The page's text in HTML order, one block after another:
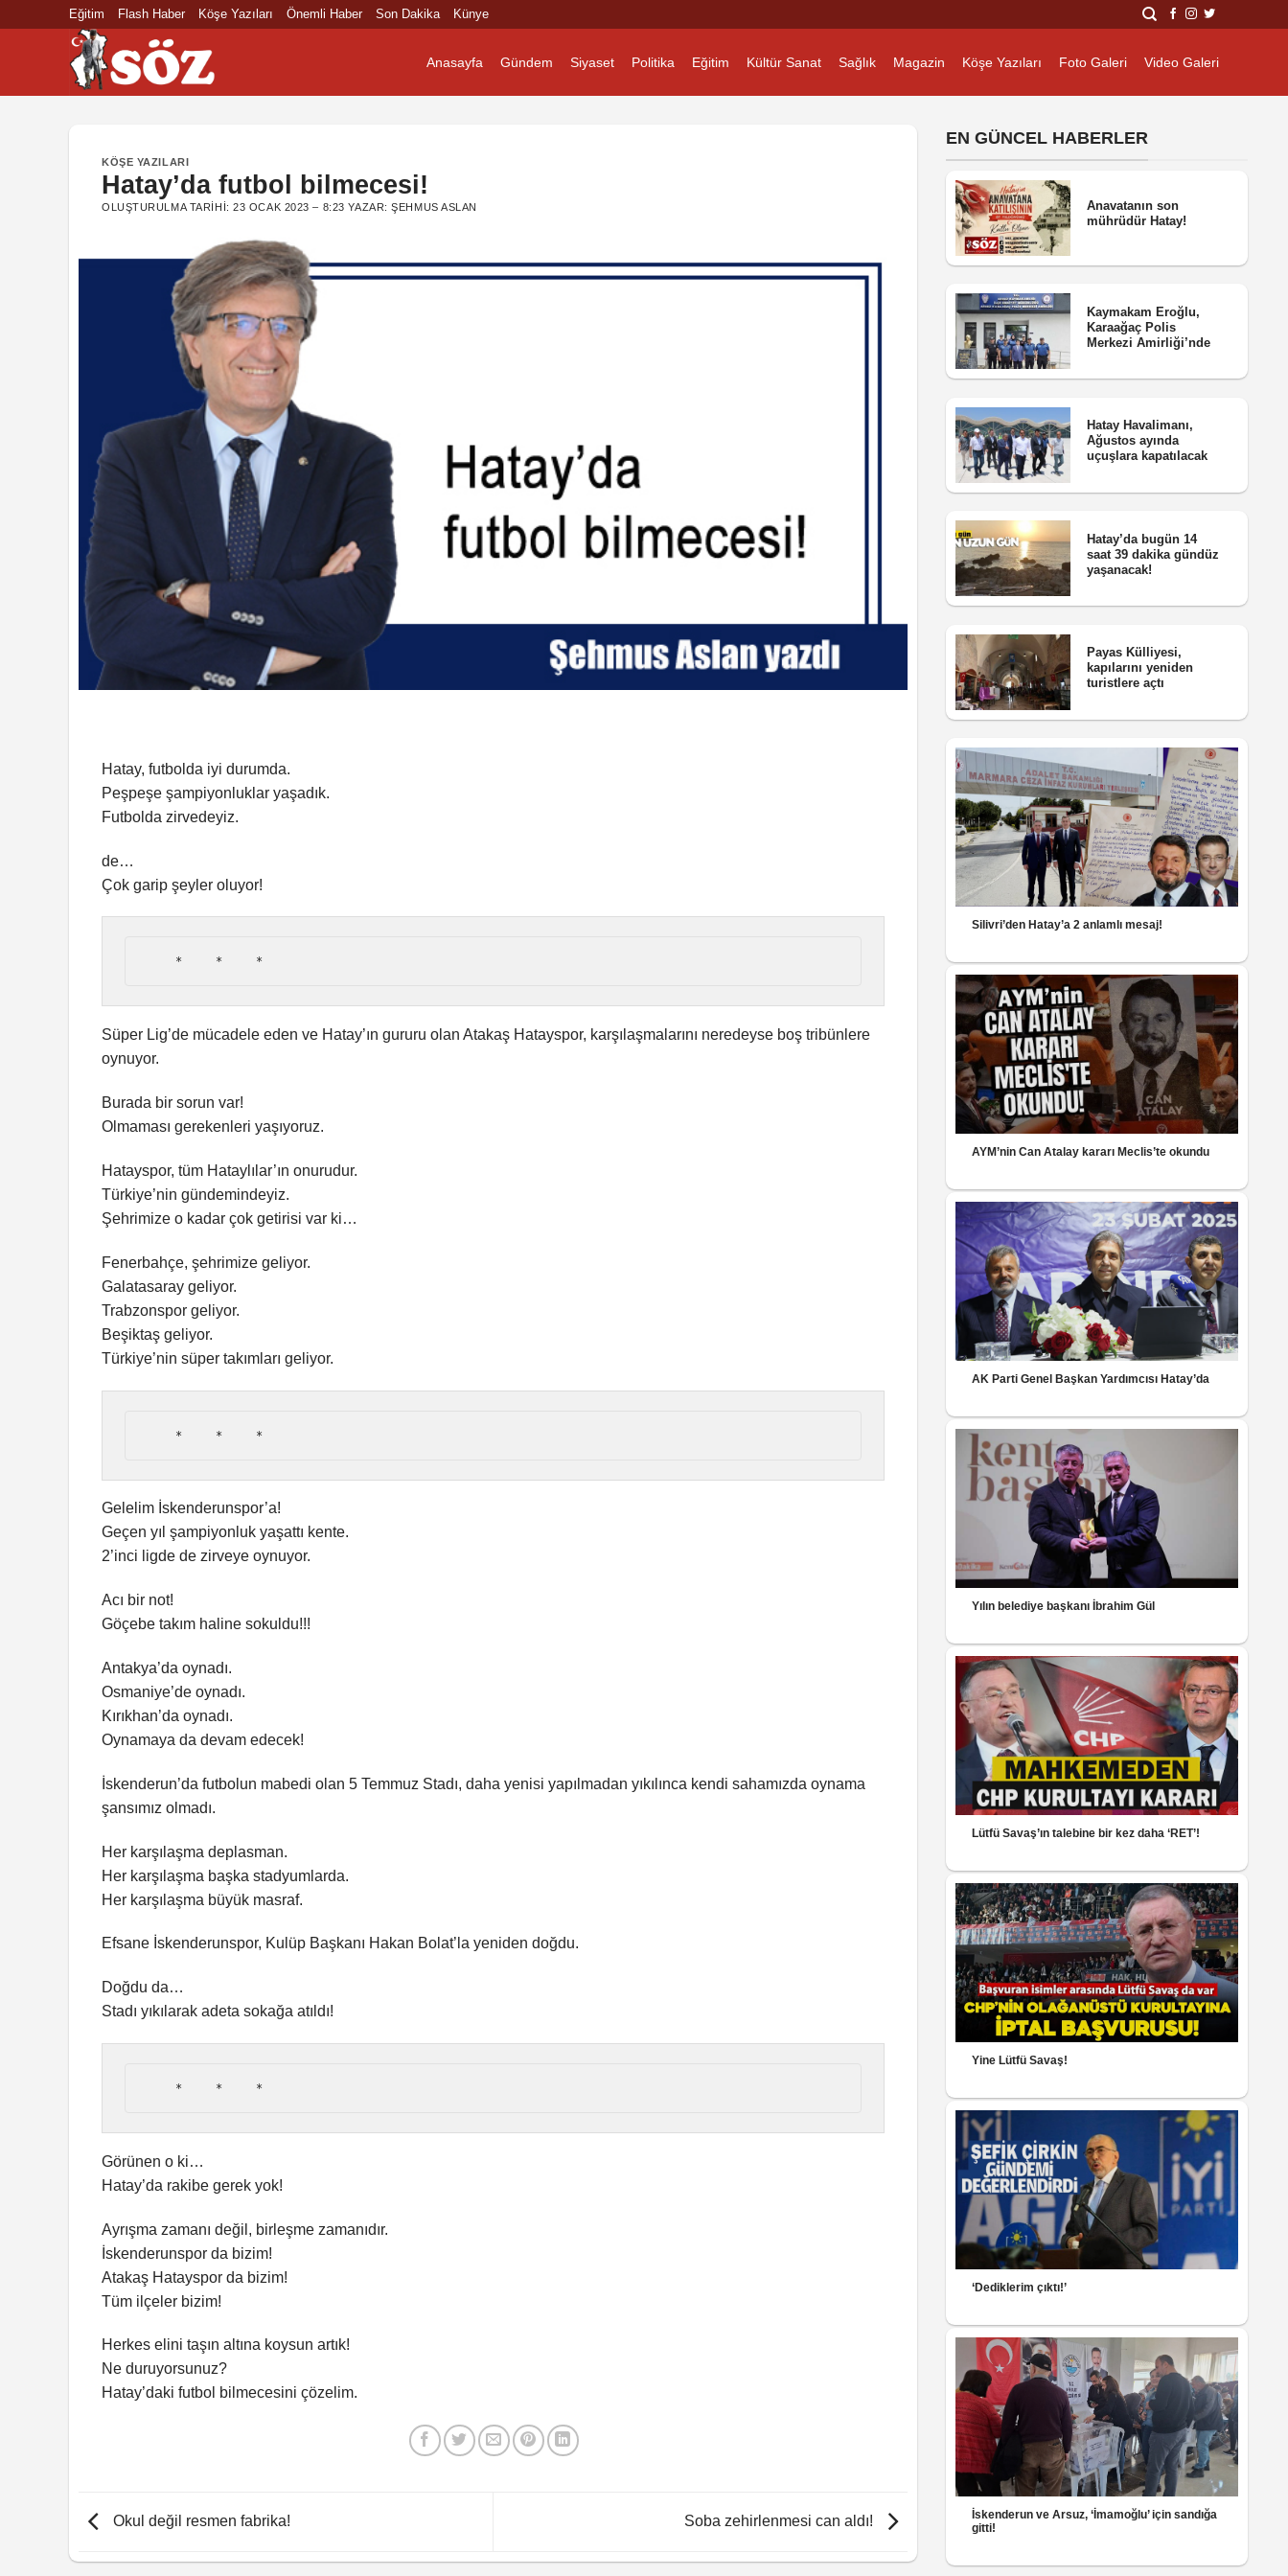
Eğitim Flash Haber Köşe Yazıları Önemli Haber Son Dakika Künye
Anasayfa Gündem Siyaset Politika Eğitim Kültür Sanat Sağlık Magazin Köşe Yazıları Foto Galeri Video Galeri
KÖŞE YAZILARI
Hatay’da futbol bilmecesi!
OLUŞTURULMA TARIHI:23 OCAK 2023 – 8:23 YAZAR:ŞEHMUS ASLAN
Hatay, futbolda iyi durumda.
Peşpeşe şampiyonluklar yaşadık.
Futbolda zirvedeyiz.
de…
Çok garip şeyler oluyor!
    *     *     *
Süper Lig’de mücadele eden ve Hatay’ın gururu olan Atakaş Hatayspor, karşılaşmalarını neredeyse boş tribünlere
oynuyor.
Burada bir sorun var!
Olmaması gerekenleri yaşıyoruz.
Hatayspor, tüm Hataylılar’ın onurudur.
Türkiye’nin gündemindeyiz.
Şehrimize o kadar çok getirisi var ki…
Fenerbahçe, şehrimize geliyor.
Galatasaray geliyor.
Trabzonspor geliyor.
Beşiktaş geliyor.
Türkiye’nin süper takımları geliyor.
    *     *     *
Gelelim İskenderunspor’a!
Geçen yıl şampiyonluk yaşattı kente.
2’inci ligde de zirveye oynuyor.
Acı bir not!
Göçebe takım haline sokuldu!!!
Antakya’da oynadı.
Osmaniye’de oynadı.
Kırıkhan’da oynadı.
Oynamaya da devam edecek!
İskenderun’da futbolun mabedi olan 5 Temmuz Stadı, daha yenisi yapılmadan yıkılınca kendi sahamızda oynama
şansımız olmadı.
Her karşılaşma deplasman.
Her karşılaşma başka stadyumlarda.
Her karşılaşma büyük masraf.
Efsane İskenderunspor, Kulüp Başkanı Hakan Bolat’la yeniden doğdu.
Doğdu da…
Stadı yıkılarak adeta sokağa atıldı!
    *     *     *
Görünen o ki…
Hatay’da rakibe gerek yok!
Ayrışma zamanı değil, birleşme zamanıdır.
İskenderunspor da bizim!
Atakaş Hatayspor da bizim!
Tüm ilçeler bizim!
Herkes elini taşın altına koysun artık!
Ne duruyorsunuz?
Hatay’daki futbol bilmecesini çözelim.
Okul değil resmen fabrika! Soba zehirlenmesi can aldı!
EN GÜNCEL HABERLER
Anavatanın son
mührüdür Hatay!
Kaymakam Eroğlu,
Karaağaç Polis
Merkezi Amirliği’nde
Hatay Havalimanı,
Ağustos ayında
uçuşlara kapatılacak
Hatay’da bugün 14
saat 39 dakika gündüz
yaşanacak!
Payas Külliyesi,
kapılarını yeniden
turistlere açtı
Silivri’den Hatay’a 2 anlamlı mesaj!
AYM’nin Can Atalay kararı Meclis’te okundu
AK Parti Genel Başkan Yardımcısı Hatay’da
Yılın belediye başkanı İbrahim Gül
Lütfü Savaş’ın talebine bir kez daha ‘RET’!
Yine Lütfü Savaş!
‘Dediklerim çıktı!’
İskenderun ve Arsuz, ‘İmamoğlu’ için sandığa
gitti!